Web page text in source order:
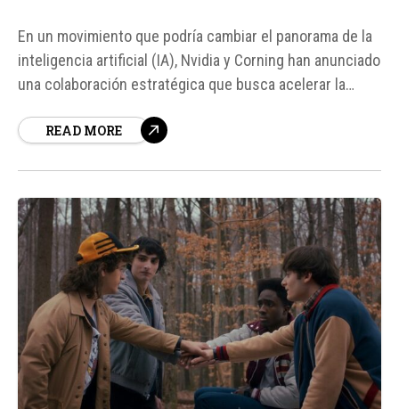
En un movimiento que podría cambiar el panorama de la
inteligencia artificial (IA), Nvidia y Corning han anunciado
una colaboración estratégica que busca acelerar la
inversión de Nvidia en Corning, especialista en fabricar
READ MORE